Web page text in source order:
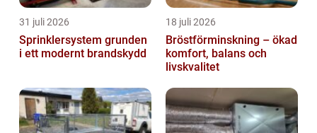
31 juli 2026
Sprinklersystem grunden
i ett modernt brandskydd
18 juli 2026
Bröstförminskning – ökad
komfort, balans och
livskvalitet